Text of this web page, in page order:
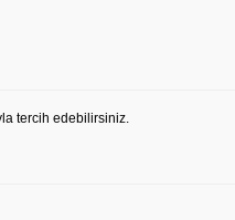
tercih edebilirsiniz.